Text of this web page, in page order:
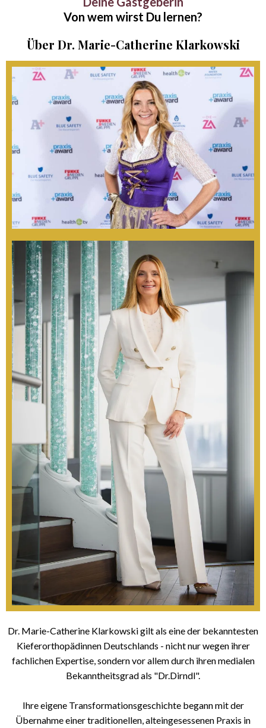
Von wem wirst Du lernen?
Über Dr. Marie-Catherine Klarkowski
Dr. Marie-Catherine Klarkowski gilt als eine der bekanntesten
Kieferorthopädinnen Deutschlands - nicht nur wegen ihrer
fachlichen Expertise, sondern vor allem durch ihren medialen
Bekanntheitsgrad als "Dr.Dirndl".
Ihre eigene Transformationsgeschichte begann mit der
Übernahme einer traditionellen, alteingesessenen Praxis in